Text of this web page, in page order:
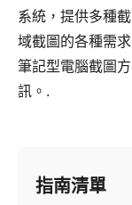
系統，提供多種
域截圖的各種需
筆記型電腦截圖
訊。.
指南清單